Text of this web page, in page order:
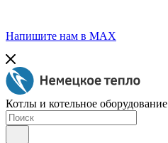
Напишите нам в МАХ
Котлы и котельное оборудование